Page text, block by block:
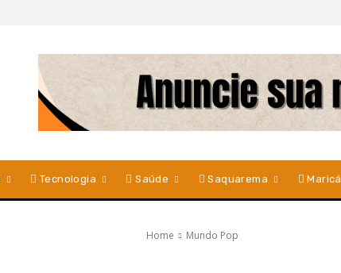
Tecnologia Saúde Saquarema Maricá
Home Mundo Pop